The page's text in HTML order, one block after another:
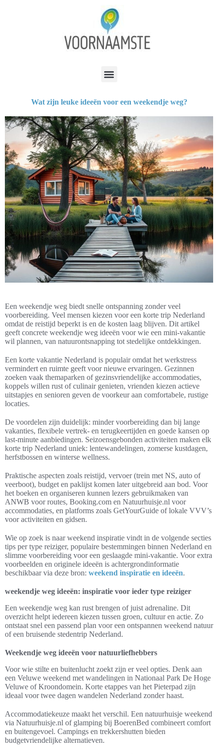
Wat zijn leuke ideeën voor een weekendje weg?
Een weekendje weg biedt snelle ontspanning zonder veel
voorbereiding. Veel mensen kiezen voor een korte trip Nederland
omdat de reistijd beperkt is en de kosten laag blijven. Dit artikel
geeft concrete weekendje weg ideeën voor wie een mini-vakantie
wil plannen, van natuurontsnapping tot stedelijke ontdekkingen.
Een korte vakantie Nederland is populair omdat het werkstress
vermindert en ruimte geeft voor nieuwe ervaringen. Gezinnen
zoeken vaak themaparken of gezinsvriendelijke accommodaties,
koppels willen rust of culinair genieten, vrienden kiezen actieve
uitstapjes en senioren geven de voorkeur aan comfortabele, rustige
locaties.
De voordelen zijn duidelijk: minder voorbereiding dan bij lange
vakanties, flexibele vertrek- en terugkeertijden en goede kansen op
last-minute aanbiedingen. Seizoensgebonden activiteiten maken elk
korte trip Nederland uniek: lentewandelingen, zomerse kustdagen,
herfstbossen en winterse wellness.
Praktische aspecten zoals reistijd, vervoer (trein met NS, auto of
veerboot), budget en paklijst komen later uitgebreid aan bod. Voor
het boeken en organiseren kunnen lezers gebruikmaken van
ANWB voor routes, Booking.com en Natuurhuisje.nl voor
accommodaties, en platforms zoals GetYourGuide of lokale VVV’s
voor activiteiten en gidsen.
Wie op zoek is naar weekend inspiratie vindt in de volgende secties
tips per type reiziger, populaire bestemmingen binnen Nederland en
slimme voorbereiding voor een geslaagde mini-vakantie. Voor extra
voorbeelden en originele ideeën is achtergrondinformatie
beschikbaar via deze bron: weekend inspiratie en ideeën.
weekendje weg ideeën: inspiratie voor ieder type reiziger
Een weekendje weg kan rust brengen of juist adrenaline. Dit
overzicht helpt iedereen kiezen tussen groen, cultuur en actie. Zo
ontstaat snel een passend plan voor een ontspannen weekend natuur
of een bruisende stedentrip Nederland.
Weekendje weg ideeën voor natuurliefhebbers
Voor wie stilte en buitenlucht zoekt zijn er veel opties. Denk aan
een Veluwe weekend met wandelingen in Nationaal Park De Hoge
Veluwe of Kroondomein. Korte etappes van het Pieterpad zijn
ideaal voor twee dagen wandelen Nederland zonder haast.
Accommodatiekeuze maakt het verschil. Een natuurhuisje weekend
via Natuurhuisje.nl of glamping bij BoerenBed combineert comfort
en buitengevoel. Campings en trekkershutten bieden
budgetvriendelijke alternatieven.